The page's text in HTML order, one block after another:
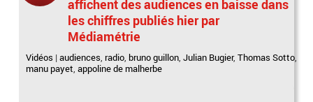
affichent des audiences en baisse dans
les chiffres publiés hier par
Médiamétrie
Vidéos |audiences radio bruno guillon ,Julian Bugier,Thomas Sotto
manu payet ,appoline de malherbe